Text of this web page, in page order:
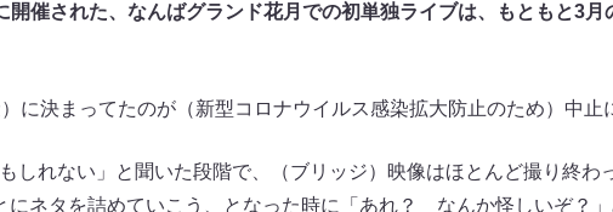
催された、なんばグランド花月での初単独ライブは、もともと3月
に決まってたのが（新型コロナウイルス感染拡大防止のため）中
れない」と聞いた段階で、（ブリッジ）映像はほとんど撮り終わ
にネタを詰めていこう、となった時に「あれ？ なんか怪しいぞ？」